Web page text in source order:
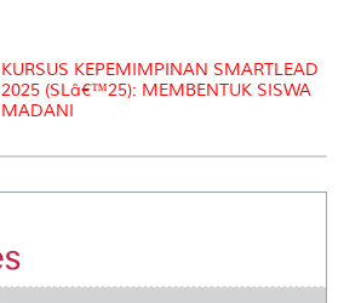
KURSUS KEPEMIMPINAN SMARTLEAD
2025 (SLâ€™25): MEMBENTUK SISWA
MADANI